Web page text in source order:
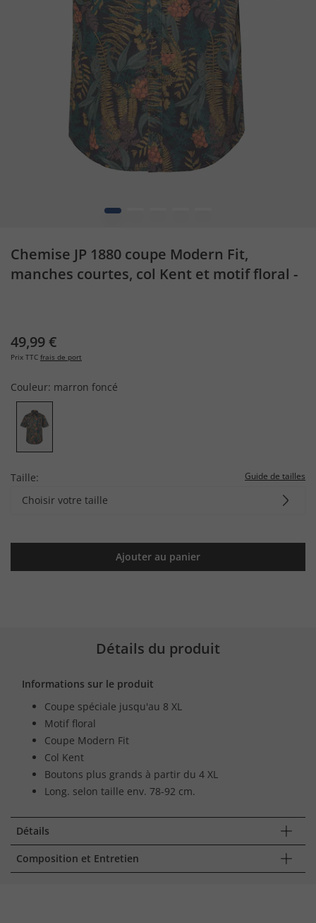
1
Chemise JP 1880 coupe Modern Fit,
manches courtes, col Kent et motif floral -
49,99 €
Prix TTC frais de port
Couleur: marron foncé
Taille: Guide de tailles
Choisir votre taille
Ajouter au panier
Détails du produit
Informations sur le produit
Coupe spéciale jusqu'au 8 XL
Motif floral
Coupe Modern Fit
Col Kent
Boutons plus grands à partir du 4 XL
Long. selon taille env. 78-92 cm.
Détails
Composition et Entretien